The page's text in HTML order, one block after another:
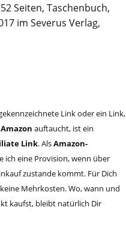
Seiten, Taschenbuch,
im Severus Verlag,
Link oder ein Link,
Amazon auftaucht, ist ein
Link. AlsAmazon-
ich eine Provision, wenn über
zustande kommt. Für Dich
Mehrkosten. Wo, wann und
kaufst, bleibt natürlich Dir